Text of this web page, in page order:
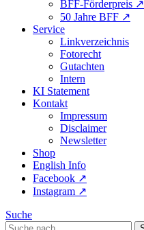
BFF-Förderpreis ↗︎
50 Jahre BFF ↗︎
Service
Linkverzeichnis
Fotorecht
Gutachten
Intern
KI Statement
Kontakt
Impressum
Disclaimer
Newsletter
Shop
English Info
Facebook ↗︎
Instagram ↗︎
Suche